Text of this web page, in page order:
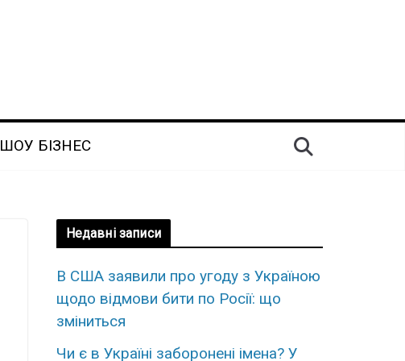
ШОУ БІЗНЕС
Недавні записи
В США заявили про угоду з Україною
щодо відмови бити по Росії: що
зміниться
Чи є в Україні заборонені імена? У